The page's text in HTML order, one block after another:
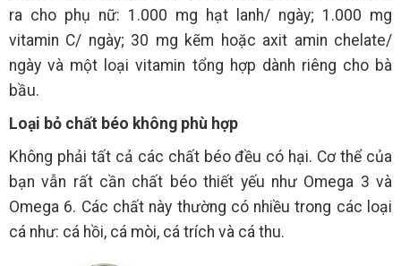
ra cho phụ nữ: 1.000 mg hạt lanh/ ngày; 1.000 mg
vitamin C/ ngày; 30 mg kẽm hoặc axit amin chelate/
ngày và một loại vitamin tổng hợp dành riêng cho bà
bầu.
Loại bỏ chất béo không phù hợp
Không phải tất cả các chất béo đều có hại. Cơ thể của
bạn vẫn rất cần chất béo thiết yếu như Omega 3 và
Omega 6. Các chất này thường có nhiều trong các loại
cá như: cá hồi, cá mòi, cá trích và cá thu.